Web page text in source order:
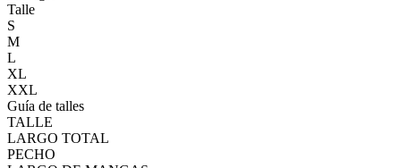
Talle
S
M
L
XL
XXL
Guía de talles
TALLE
LARGO TOTAL
PECHO